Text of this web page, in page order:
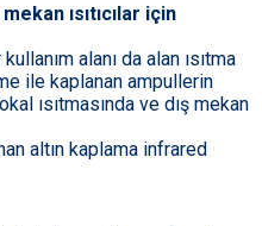
ısıtıcılar için
alanı da alan ısıtma
ile kaplanan ampullerin
ısıtmasında ve dış mekan
altın kaplama infrared